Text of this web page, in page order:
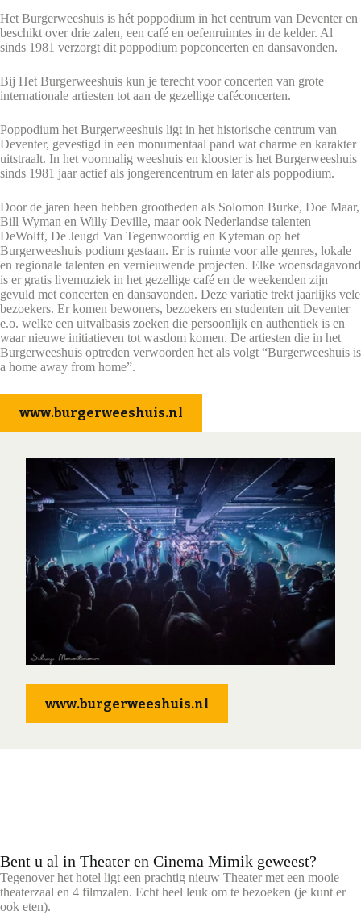
Het Burgerweeshuis is hét poppodium in het centrum van Deventer en
beschikt over drie zalen, een café en oefenruimtes in de kelder. Al
sinds 1981 verzorgt dit poppodium popconcerten en dansavonden.
Bij Het Burgerweeshuis kun je terecht voor concerten van grote
internationale artiesten tot aan de gezellige caféconcerten.
Poppodium het Burgerweeshuis ligt in het historische centrum van
Deventer, gevestigd in een monumentaal pand wat charme en karakter
uitstraalt. In het voormalig weeshuis en klooster is het Burgerweeshuis
sinds 1981 jaar actief als jongerencentrum en later als poppodium.
Door de jaren heen hebben grootheden als Solomon Burke, Doe Maar,
Bill Wyman en Willy Deville, maar ook Nederlandse talenten
DeWolff, De Jeugd Van Tegenwoordig en Kyteman op het
Burgerweeshuis podium gestaan. Er is ruimte voor alle genres, lokale
en regionale talenten en vernieuwende projecten. Elke woensdagavond
is er gratis livemuziek in het gezellige café en de weekenden zijn
gevuld met concerten en dansavonden. Deze variatie trekt jaarlijks vele
bezoekers. Er komen bewoners, bezoekers en studenten uit Deventer
e.o. welke een uitvalbasis zoeken die persoonlijk en authentiek is en
waar nieuwe initiatieven tot wasdom komen. De artiesten die in het
Burgerweeshuis optreden verwoorden het als volgt “Burgerweeshuis is
a home away from home”.
www.burgerweeshuis.nl
www.burgerweeshuis.nl
Bent u al in Theater en Cinema Mimik geweest?
Tegenover het hotel ligt een prachtig nieuw Theater met een mooie
theaterzaal en 4 filmzalen. Echt heel leuk om te bezoeken (je kunt er
ook eten).